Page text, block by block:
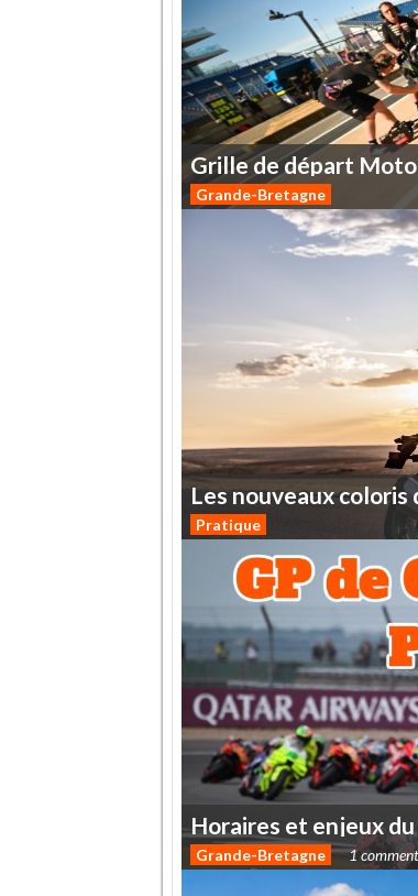
Grillededépart
Grande-Bretagne
Lesnouveauxcoloris
Pratique
Horaires et enjeux du
Grande-Bretagne 1